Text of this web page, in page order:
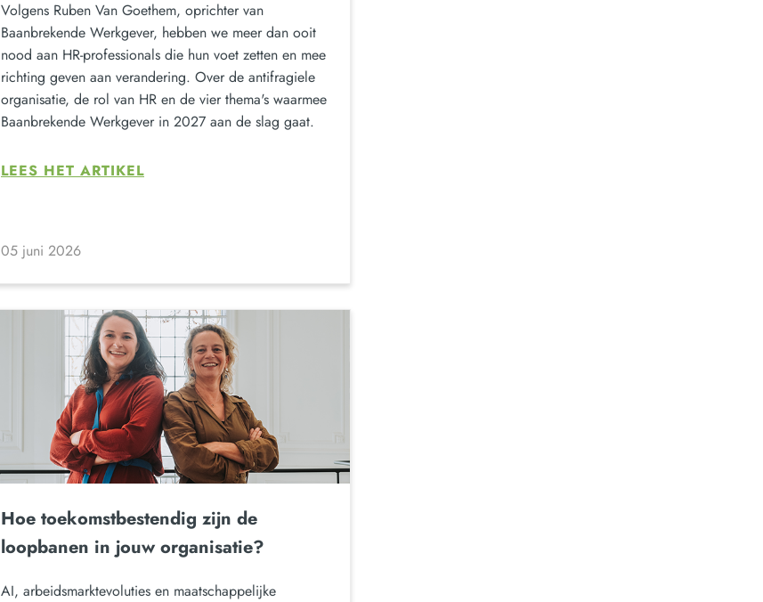
Volgens Ruben Van Goethem, oprichter van
Baanbrekende Werkgever, hebben we meer dan ooit
nood aan HR-professionals die hun voet zetten en mee
richting geven aan verandering. Over de antifragiele
organisatie, de rol van HR en de vier thema's waarmee
Baanbrekende Werkgever in 2027 aan de slag gaat.
LEES HET ARTIKEL
05 juni 2026
Hoe toekomstbestendig zijn de
loopbanen in jouw organisatie?
AI, arbeidsmarktevoluties en maatschappelijke